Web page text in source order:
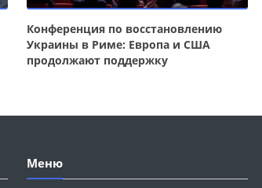
Конференция по восстановлению
Украины в Риме: Европа и США
продолжают поддержку
Меню